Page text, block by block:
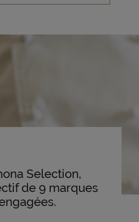
Selection,
de 9 marques